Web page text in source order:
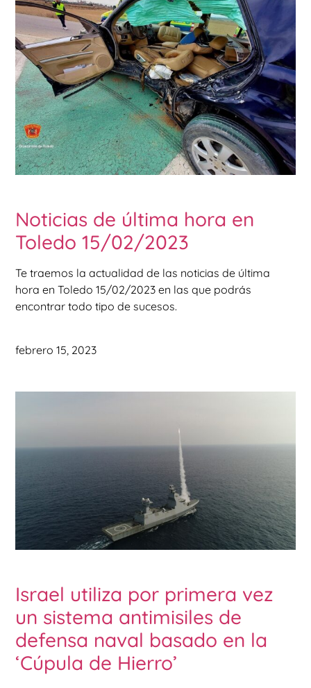
Noticias de última hora en
Toledo 15/02/2023
Te traemos la actualidad de las noticias de última
hora en Toledo 15/02/2023 en las que podrás
encontrar todo tipo de sucesos.
febrero 15, 2023
Israel utiliza por primera vez
un sistema antimisiles de
defensa naval basado en la
‘Cúpula de Hierro’